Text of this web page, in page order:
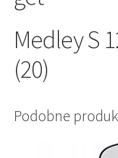
Medley S
(20)
Podobne